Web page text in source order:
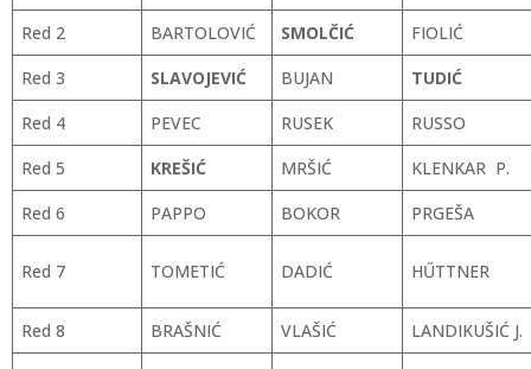
Red 2
BARTOLOVIĆ SMOLČIĆ
FIOLIĆ
Red 3
SLAVOJEVIĆ BUJAN
TUDIĆ
Red 4
PEVEC RUSEK
RUSSO
Red 5
KREŠIĆ MRŠIĆ
KLENKAR P.
Red 6
PAPPO BOKOR PRGEŠA
Red 7 TOMETIĆ DADIĆ HŰTTNER
Red 8 BRAŠNIĆ VLAŠIĆ LANDIKUŠIĆ J.